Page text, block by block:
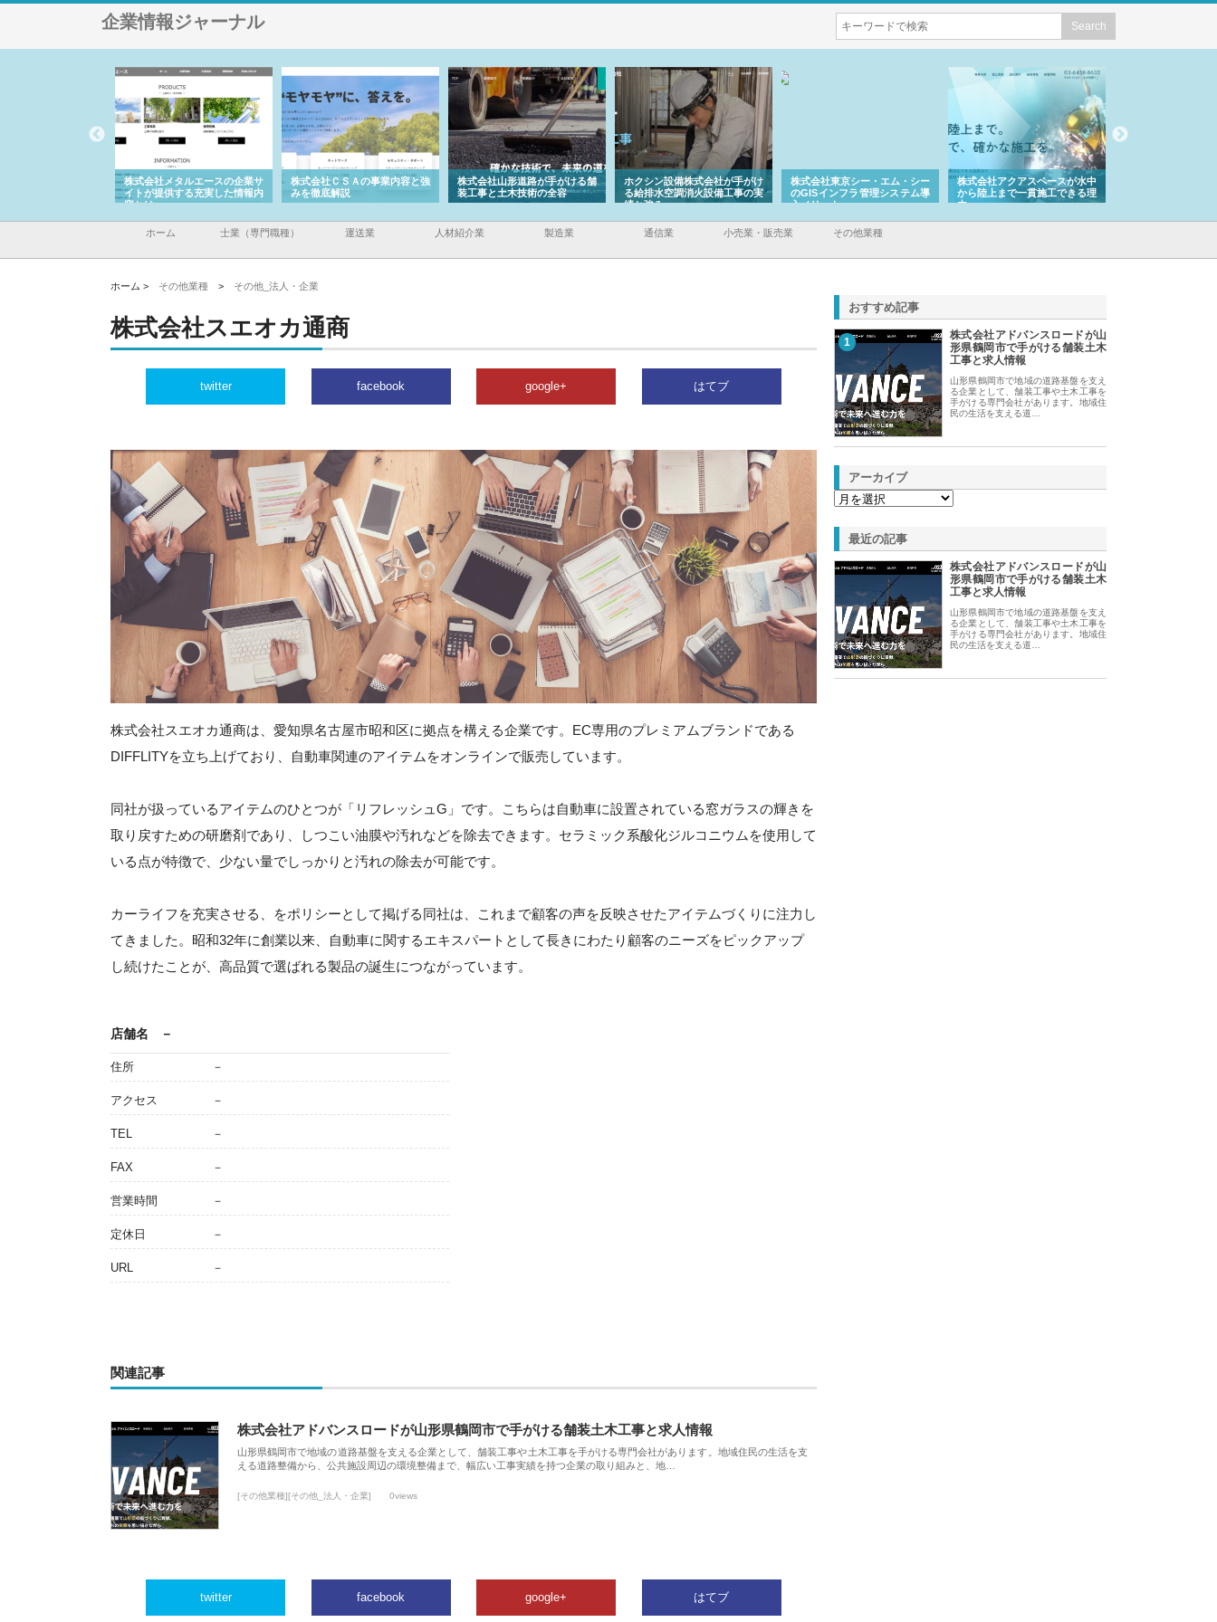
企業情報ジャーナル
株式会社ＣＳＡの事業内容と強
みを徹底解説
株式会社山形道路が手がける舗
装工事と土木技術の全容
ホクシン設備株式会社が手がけ
る給排水空調消火設備工事の実
績と強み
株式会社東京シー・エム・シー
のGISインフラ管理システム導
入メリット
株式会社アクアスペースが水中
から陸上まで一貫施工できる理
由
株式会社地盤調査事務所が選ば
れ続ける理由と建設コンサルの
強み
ホーム 士業（専門職種） 運送業 人材紹介業 製造業 通信業 小売業・販売業 その他業種
ホーム > その他業種 > その他_法人・企業
株式会社スエオカ通商
twitter facebook google+ はてブ
株式会社スエオカ通商は、愛知県名古屋市昭和区に拠点を構える企業です。EC専用のプレミアムブランドである
DIFFLITYを立ち上げており、自動車関連のアイテムをオンラインで販売しています。
同社が扱っているアイテムのひとつが「リフレッシュG」です。こちらは自動車に設置されている窓ガラスの輝きを
取り戻すための研磨剤であり、しつこい油膜や汚れなどを除去できます。セラミック系酸化ジルコニウムを使用して
いる点が特徴で、少ない量でしっかりと汚れの除去が可能です。
カーライフを充実させる、をポリシーとして掲げる同社は、これまで顧客の声を反映させたアイテムづくりに注力し
てきました。昭和32年に創業以来、自動車に関するエキスパートとして長きにわたり顧客のニーズをピックアップ
し続けたことが、高品質で選ばれる製品の誕生につながっています。
店舗名 －
住所 －
アクセス －
TEL －
FAX －
営業時間 －
定休日 －
URL －
関連記事
株式会社アドバンスロードが山形県鶴岡市で手がける舗装土木工事と求人情報
山形県鶴岡市で地域の道路基盤を支える企業として、舗装工事や土木工事を手がける専門会社があります。地域住民の生活を支
える道路整備から、公共施設周辺の環境整備まで、幅広い工事実績を持つ企業の取り組みと、地…
[その他業種][その他_法人・企業] 0views
twitter facebook google+ はてブ
おすすめ記事
1
株式会社アドバンスロードが山
形県鶴岡市で手がける舗装土木
工事と求人情報
山形県鶴岡市で地域の道路基盤を支え
る企業として、舗装工事や土木工事を
手がける専門会社があります。地域住
民の生活を支える道…
アーカイブ
最近の記事
株式会社アドバンスロードが山
形県鶴岡市で手がける舗装土木
工事と求人情報
山形県鶴岡市で地域の道路基盤を支え
る企業として、舗装工事や土木工事を
手がける専門会社があります。地域住
民の生活を支える道…